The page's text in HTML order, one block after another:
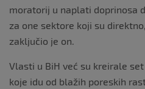
moratorij u naplati doprinosa
za one sektore koji su
zaključio je on.
Vlasti u BiH već su kreirale
koje idu od blažih poreskih